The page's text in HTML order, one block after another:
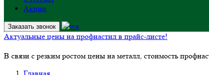
Акции
Заказать звонок
Актуальные цены на профнастил в прайс-листе!
В связи с резким ростом цены на металл, стоимость
Главная